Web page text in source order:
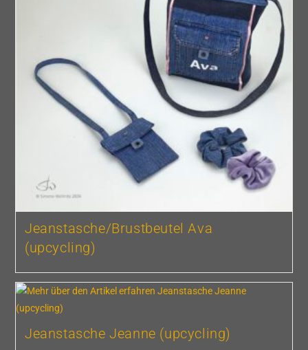
Jeanstasche/Brustbeutel Ava
(upcycling)
Jeanstasche Jeanne (upcycling)